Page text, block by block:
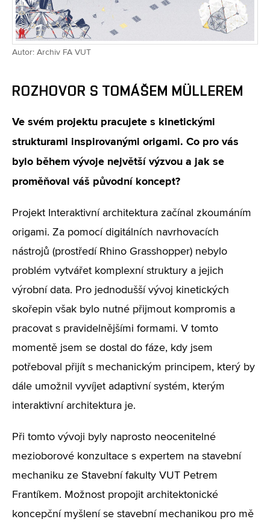
Autor: Archiv FA VUT
ROZHOVOR S TOMÁŠEM MÜLLEREM
Ve svém projektu pracujete s kinetickými
strukturami inspirovanými origami. Co pro vás
bylo během vývoje největší výzvou a jak se
proměňoval váš původní koncept?
Projekt Interaktivní architektura začínal zkoumáním
origami. Za pomocí digitálních navrhovacích
nástrojů (prostředí Rhino Grasshopper) nebylo
problém vytvářet komplexní struktury a jejich
výrobní data. Pro jednodušší vývoj kinetických
skořepin však bylo nutné přijmout kompromis a
pracovat s pravidelnějšími formami. V tomto
momentě jsem se dostal do fáze, kdy jsem
potřeboval přijít s mechanickým principem, který by
dále umožnil vyvíjet adaptivní systém, kterým
interaktivní architektura je.
Při tomto vývoji byly naprosto neocenitelné
mezioborové konzultace s expertem na stavební
mechaniku ze Stavební fakulty VUT Petrem
Frantíkem. Možnost propojit architektonické
koncepční myšlení se stavební mechanikou pro mě